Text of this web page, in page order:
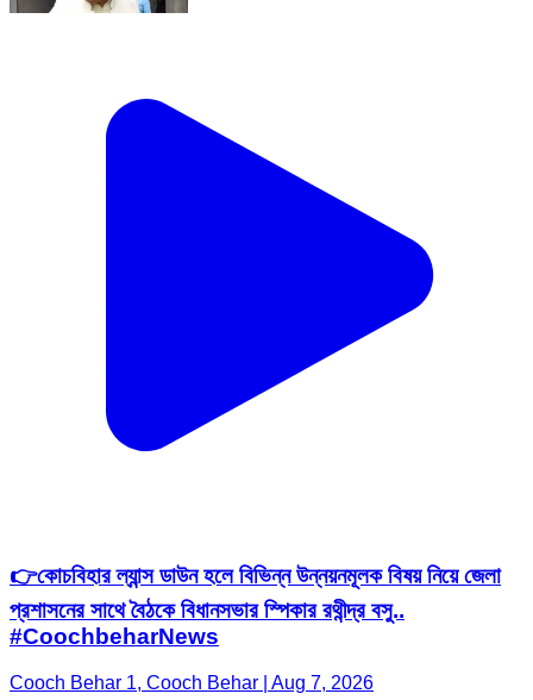
👉কোচবিহার ল্যান্স ডাউন হলে বিভিন্ন উন্নয়নমূলক বিষয় নিয়ে জেলা
প্রশাসনের সাথে বৈঠকে বিধানসভার স্পিকার রথীন্দ্র বসু..
#CoochbeharNews
Cooch Behar 1, Cooch Behar | Aug 7, 2026